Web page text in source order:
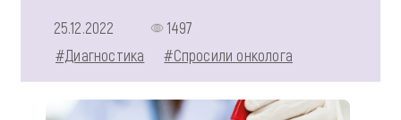
25.12.2022
1497
#Диагностика
#Спросили онколога